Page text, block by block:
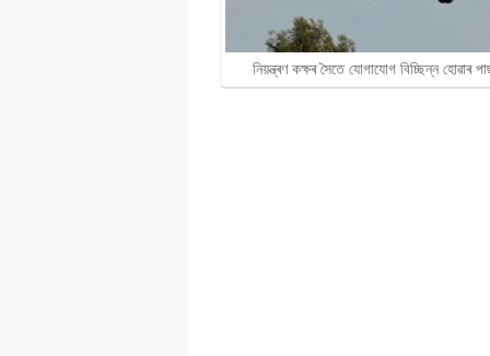
নিয়ন্ত্ৰণ কক্ষৰ সৈতে যোগাযোগ বিচ্ছিন্ন হোৱাৰ